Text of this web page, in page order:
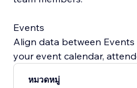
Events
Align data between
your event calendar,
หมวดหมู่